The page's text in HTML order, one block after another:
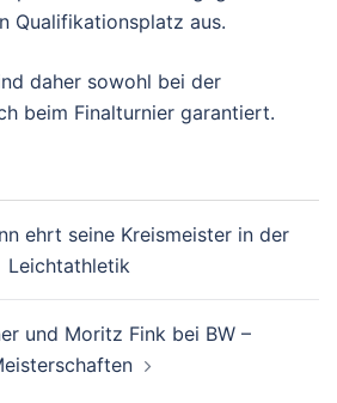
Qualifikationsplatz aus.
daher sowohl bei der
beim Finalturnier garantiert.
ehrt seine Kreismeister in der
Leichtathletik
und Moritz Fink bei BW –